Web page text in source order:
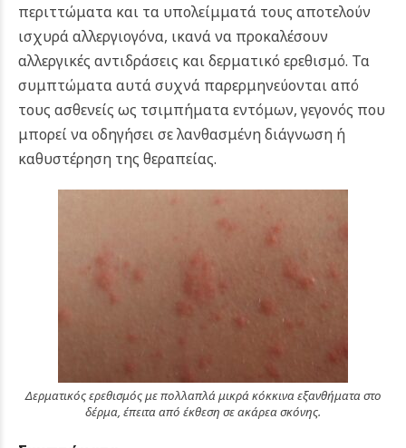
περιττώματα και τα υπολείμματά τους αποτελούν
ισχυρά αλλεργιογόνα, ικανά να προκαλέσουν
αλλεργικές αντιδράσεις και δερματικό ερεθισμό. Τα
συμπτώματα αυτά συχνά παρερμηνεύονται από
τους ασθενείς ως τσιμπήματα εντόμων, γεγονός που
μπορεί να οδηγήσει σε λανθασμένη διάγνωση ή
καθυστέρηση της θεραπείας.
Δερματικός ερεθισμός με πολλαπλά μικρά κόκκινα εξανθήματα στο
δέρμα, έπειτα από έκθεση σε ακάρεα σκόνης.